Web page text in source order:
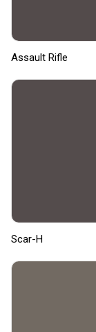
Assault Rifle
Scar-H